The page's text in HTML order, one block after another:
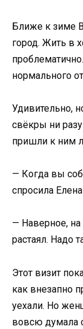
Ближе к зиме
город. Жить в
нормального
Удивительно,
свёкры ни
пришли к ним
— Когда вы
спросила
— Наверное,
растаял. Надо
Этот визит
как внезапно
уехали. Но
вовсю думала